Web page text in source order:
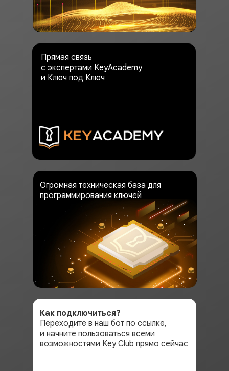
Как подключиться?
Переходите в наш бот по ссылке,
и начните пользоваться всеми
возможностями Key Club прямо сейчас
Огромная техническая база для
программирования ключей
Прямая связь
с экспертами KeyAcademy
и Ключ под Ключ